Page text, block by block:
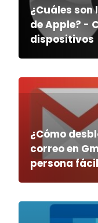
¿Cuáles
de Apple? -
dispositivos
¿Cómo
correo en
persona